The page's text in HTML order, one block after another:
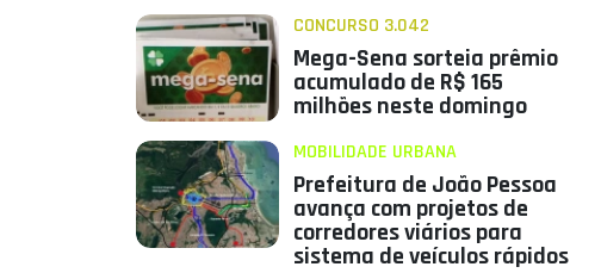
CONCURSO 3.042
Mega-Sena sorteia prêmio
acumulado de R$ 165
milhões neste domingo
MOBILIDADE URBANA
Prefeitura de João Pessoa
avança com projetos de
corredores viários para
sistema de veículos rápidos